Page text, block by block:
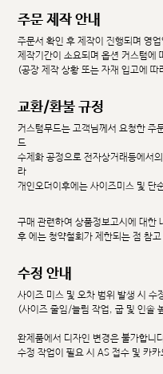
주문 제작 안내
주문서 확인 후 제작이 진행되며 영
제작기간이 소요되며 옵션 커스텀에
(공장 제작 상황 또는 자재 입고에
교환/환불 규정
커스텀무드는 고객님께서 요청한 주
드
수제화 공정으로 전자상거래등에서
라
개인오더이후에는 사이즈미스 및 단
구매 관련하여 상품정보고시에 대한
후 에는 청약철회가 제한되는 점 참
수정 안내
사이즈 미스 및 오차 범위 발생 시 수
(사이즈 줄임/늘림 작업, 굽 및 인솔
완제품에서 디자인 변경은 불가합니
수정 작업이 필요 시 AS 접수 및 카